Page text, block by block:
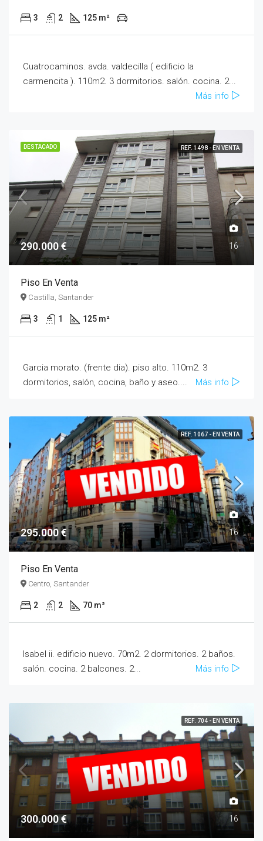
3 2 125 m²
Cuatrocaminos. avda. valdecilla ( edificio la
carmencita ). 110m2. 3 dormitorios. salón. cocina. 2...
Más info
DESTACADO REF. 1498 - EN VENTA
290.000 € 16
Piso En Venta
Castilla, Santander
3 1 125 m²
Garcia morato. (frente dia). piso alto. 110m2. 3
dormitorios, salón, cocina, baño y aseo....
Más info
REF. 1067 - EN VENTA
295.000 € 16
Piso En Venta
Centro, Santander
2 2 70 m²
Isabel ii. edificio nuevo. 70m2. 2 dormitorios. 2 baños.
salón. cocina. 2 balcones. 2...
Más info
REF. 704 - EN VENTA
300.000 € 16